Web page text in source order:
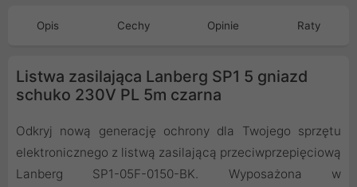
Opis Cechy Opinie Raty
Listwa zasilająca Lanberg SP1 5 gniazd
schuko 230V PL 5m czarna
Odkryj nową generację ochrony dla Twojego sprzętu
elektronicznego z listwą zasilającą przeciwprzepięciową
Lanberg SP1-05F-0150-BK. Wyposażona w